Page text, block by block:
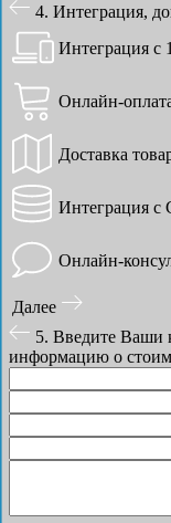
4. Интеграция,
Интеграция с
Онлайн-
Доставка
Интеграция с
Онлайн-
Далее
5. Введите Ваши
информацию о